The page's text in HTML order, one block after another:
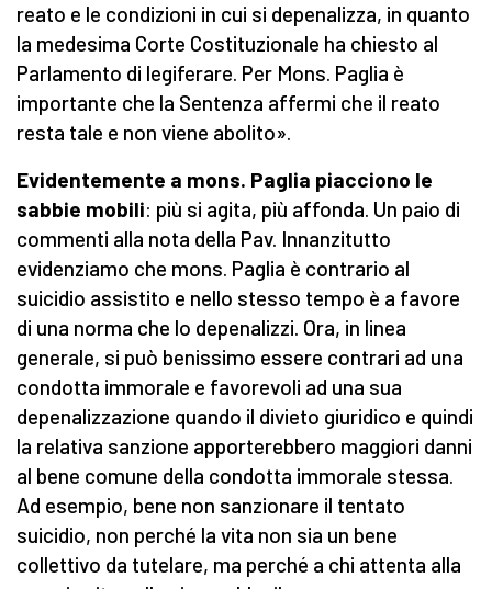
reato e le condizioni in cui si depenalizza, in quanto
la medesima Corte Costituzionale ha chiesto al
Parlamento di legiferare. Per Mons. Paglia è
importante che la Sentenza affermi che il reato
resta tale e non viene abolito».
Evidentemente a mons. Paglia piacciono le
sabbie mobili: più si agita, più affonda. Un paio di
commenti alla nota della Pav. Innanzitutto
evidenziamo che mons. Paglia è contrario al
suicidio assistito e nello stesso tempo è a favore
di una norma che lo depenalizzi. Ora, in linea
generale, si può benissimo essere contrari ad una
condotta immorale e favorevoli ad una sua
depenalizzazione quando il divieto giuridico e quindi
la relativa sanzione apporterebbero maggiori danni
al bene comune della condotta immorale stessa.
Ad esempio, bene non sanzionare il tentato
suicidio, non perché la vita non sia un bene
collettivo da tutelare, ma perché a chi attenta alla